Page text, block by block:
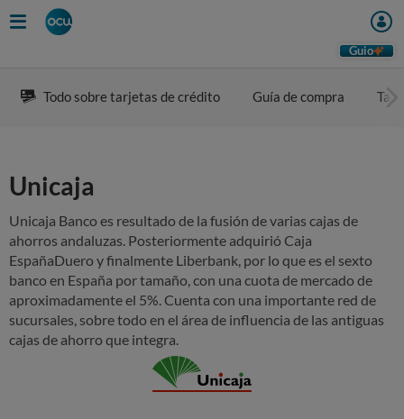
Guio
Todo sobre tarjetas de crédito Guía de compra
Unicaja
Unicaja Banco es resultado de la fusión de varias cajas de
ahorros andaluzas. Posteriormente adquirió Caja
EspañaDuero y finalmente Liberbank, por lo que es el sexto
banco en España por tamaño, con una cuota de mercado de
aproximadamente el 5%. Cuenta con una importante red de
sucursales, sobre todo en el área de influencia de las antiguas
cajas de ahorro que integra.